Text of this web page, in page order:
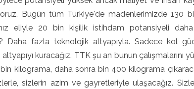
Bugün tüm Türkiye'de madenlerimizde 130
eliyle 20 bin kişilik istihdam potansiyeli
Daha fazla teknolojik altyapıyla. Sadece kol
kuracağız. TTK şu an bunun
kilograma, daha sonra bin 400 kilograma
sizlerin azim ve gayretleriyle ulaşacağız.